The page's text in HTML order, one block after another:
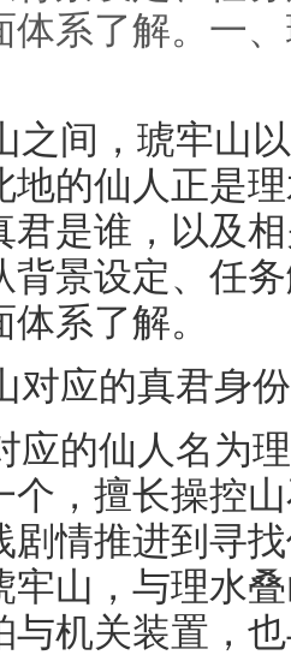
体系了解。一
之间，琥牢山
地的仙人正是
君是谁，以及
背景设定、任
系了解。
对应的真君身份
应的仙人名为
个，擅长操控
剧情推进到寻
牢山，与理水
与机关装置，